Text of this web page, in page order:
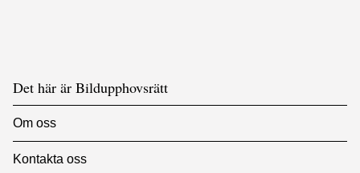
Det här är Bildupphovsrätt
Om oss
Kontakta oss